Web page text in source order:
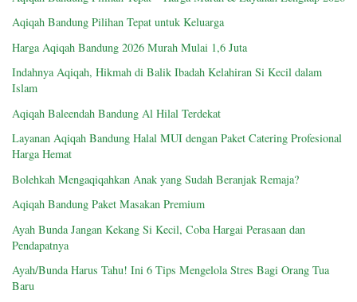
Aqiqah Bandung Pilihan Tepat untuk Keluarga
Harga Aqiqah Bandung 2026 Murah Mulai 1,6 Juta
Indahnya Aqiqah, Hikmah di Balik Ibadah Kelahiran Si Kecil dalam
Islam
Aqiqah Baleendah Bandung Al Hilal Terdekat
Layanan Aqiqah Bandung Halal MUI dengan Paket Catering Profesional
Harga Hemat
Bolehkah Mengaqiqahkan Anak yang Sudah Beranjak Remaja?
Aqiqah Bandung Paket Masakan Premium
Ayah Bunda Jangan Kekang Si Kecil, Coba Hargai Perasaan dan
Pendapatnya
Ayah/Bunda Harus Tahu! Ini 6 Tips Mengelola Stres Bagi Orang Tua
Baru